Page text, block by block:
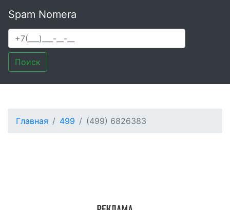
Spam Nomera
Поиск
Главная 499 (499) 6826383